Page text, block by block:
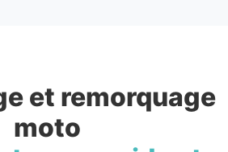
et remorquage
moto